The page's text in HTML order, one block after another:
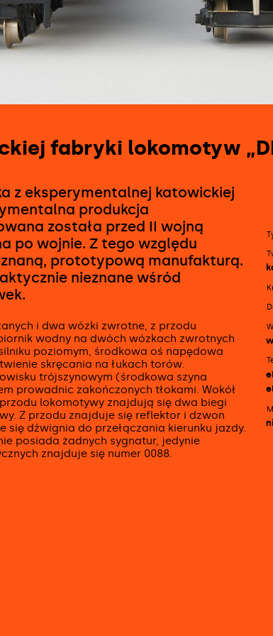
fabryki lokomotyw
z eksperymentalnej katowickiej
produkcja
została przed II wojną
po wojnie. Z tego względu
prototypową manufakturą.
nieznane wśród
i dwa wózki zwrotne, z przodu
wodny na dwóch wózkach zwrotnych
poziomym, środkowa oś napędowa
skręcania na łukach torów.
trójszynowym (środkowa szyna
prowadnic zakończonych tłokami. Wokół
lokomotywy znajdują się dwa biegi
Z przodu znajduje się reflektor i dzwon
się dźwignia do przełączania kierunku jazdy.
posiada żadnych sygnatur, jedynie
znajduje się numer 0088.